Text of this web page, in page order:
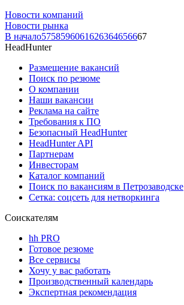
Новости компаний
Новости рынка
В начало5758596061626364656667
HeadHunter
Размещение вакансий
Поиск по резюме
О компании
Наши вакансии
Реклама на сайте
Требования к ПО
Безопасный HeadHunter
HeadHunter API
Партнерам
Инвесторам
Каталог компаний
Поиск по вакансиям в Петрозаводске
Сетка: соцсеть для нетворкинга
Соискателям
hh PRO
Готовое резюме
Все сервисы
Хочу у вас работать
Производственный календарь
Экспертная рекомендация